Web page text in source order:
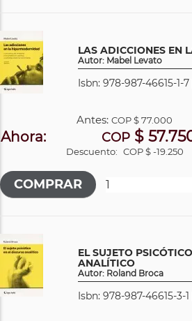
LAS ADICCIONES EN
Autor: Mabel Levato
Isbn: 978-987-46615-1-
Antes:COP$ 77.000
Ahora: COP $
Descuento: COP $ -19.250
EL SUJETO
ANALÍTICO
Autor: Roland Broca
Isbn: 978-987-46615-3-